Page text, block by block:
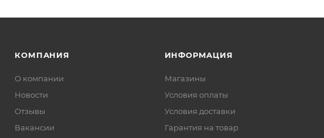
КОМПАНИЯ
О компании
Новости
Отзывы
Вакансии
ИНФОРМАЦИЯ
Магазины
Условия оплаты
Условия доставки
Гарантия на товар